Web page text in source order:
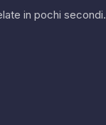
in pochi secondi.